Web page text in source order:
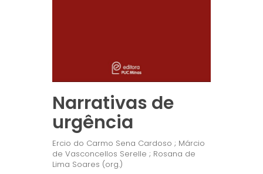
Narrativas de
urgência
Ercio do Carmo Sena Cardoso ; Márcio
de Vasconcellos Serelle ; Rosana de
Lima Soares (org.)